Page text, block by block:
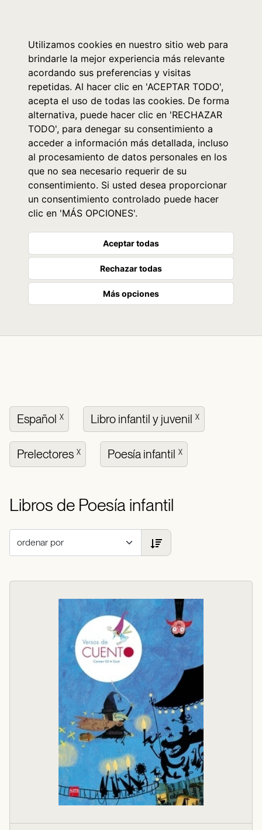
Utilizamos cookies en nuestro sitio web para
brindarle la mejor experiencia más relevante
acordando sus preferencias y visitas
repetidas. Al hacer clic en 'ACEPTAR TODO',
acepta el uso de todas las cookies. De forma
alternativa, puede hacer clic en 'RECHAZAR
TODO', para denegar su consentimiento a
acceder a información más detallada, incluso
al procesamiento de datos personales en los
que no sea necesario requerir de su
consentimiento. Si usted desea proporcionar
un consentimiento controlado puede hacer
clic en 'MÁS OPCIONES'.
Aceptar todas
Rechazar todas
Más opciones
Español X Libro infantil y juvenil X
Prelectores X Poesía infantil X
Libros de Poesía infantil